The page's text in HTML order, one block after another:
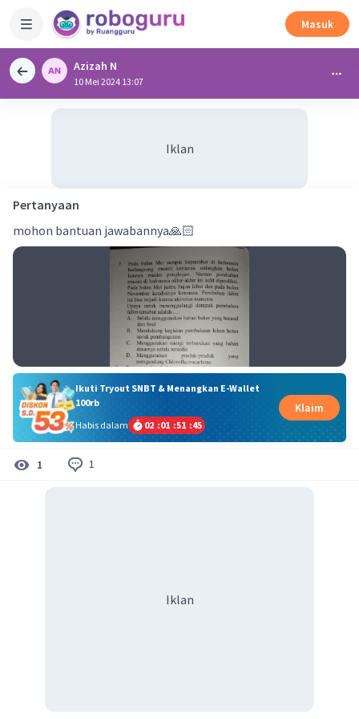
Masuk
Azizah N
10 Mei 2024 13:07
Iklan
Pertanyaan
mohon bantuan jawabannya🙏🏻
Ikuti Tryout SNBT & Menangkan E-Wallet
100rb
Habis dalam
02 :01 :51 :45
Klaim
1 1
Iklan